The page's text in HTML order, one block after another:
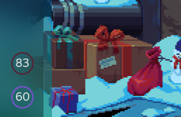
83
60